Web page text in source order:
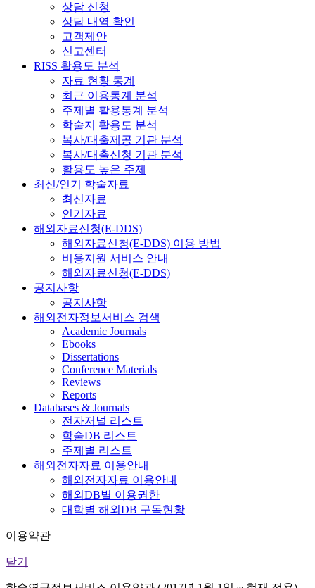
상담 신청
상담 내역 확인
고객제안
신고센터
RISS 활용도 분석
자료 현황 통계
최근 이용통계 분석
주제별 활용통계 분석
학술지 활용도 분석
복사/대출제공 기관 분석
복사/대출신청 기관 분석
활용도 높은 주제
최신/인기 학술자료
최신자료
인기자료
해외자료신청(E-DDS)
해외자료신청(E-DDS) 이용 방법
비용지원 서비스 안내
해외자료신청(E-DDS)
공지사항
공지사항
해외전자정보서비스 검색
Academic Journals
Ebooks
Dissertations
Conference Materials
Reviews
Reports
Databases & Journals
전자저널 리스트
학술DB 리스트
주제별 리스트
해외전자자료 이용안내
해외전자자료 이용안내
해외DB별 이용권한
대학별 해외DB 구독현황
이용약관
닫기